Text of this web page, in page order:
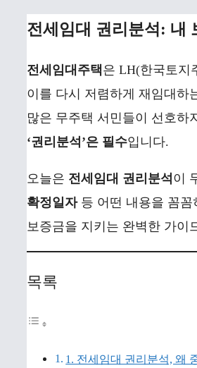
전세임대 권리분석: 내
전세임대주택은 LH(한국토지
이를 다시 저렴하게 재임대하
많은 무주택 서민들이 선호하
‘권리분석’은 필수입니다.
오늘은 전세임대 권리분석 이
확정일자등 어떤 내용을 꼼꼼
보증금을 지키는 완벽한 가이
목록
1. 전세임대 권리분석, 왜